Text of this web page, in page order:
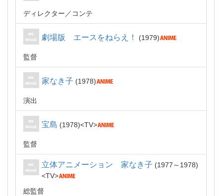
ディレクター コンテ
劇場版 エースをねらえ！ 1979
監督
家なき子 1978
演出
宝島 1978 TV
監督
立体アニメーション 家なき子
1977～1978
TV
総監督